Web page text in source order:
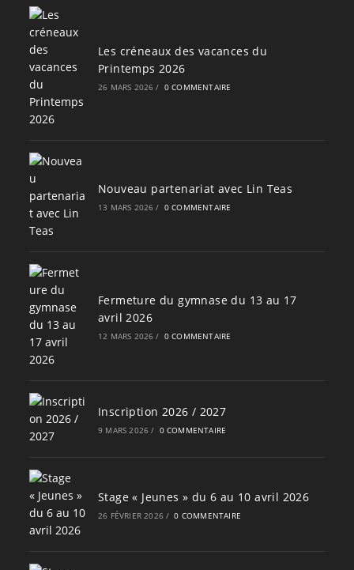
Les créneaux des vacances du
Printemps 2026
26 MARS 2026 / 0 COMMENTAIRE
Nouveau partenariat avec Lin Teas
13 MARS 2026 / 0 COMMENTAIRE
Fermeture du gymnase du 13 au 17
avril 2026
12 MARS 2026 / 0 COMMENTAIRE
Inscription 2026 / 2027
9 MARS 2026 / 0 COMMENTAIRE
Stage « Jeunes » du 6 au 10 avril 2026
26 FÉVRIER 2026 / 0 COMMENTAIRE